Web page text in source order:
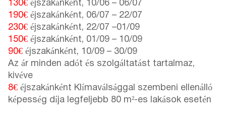
130€ éjszakánként, 10/06 – 06/07
190€ éjszakánként, 06/07 – 22/07
230€ éjszakánként, 22/07 –01/09
150€ éjszakánként, 01/09 – 10/09
90€ éjszakánként, 10/09 – 30/09
Az ár minden adót és szolgáltatást tartalmaz,
kivéve
8€ éjszakánként Klímaválsággal szembeni ellenálló
képesség díja legfeljebb 80 m²-es lakások esetén